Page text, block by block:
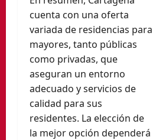
cuenta con una oferta
variada de residencias para
mayores, tanto públicas
como privadas, que
aseguran un entorno
adecuado y servicios de
calidad para sus
residentes. La elección de
la mejor opción dependerá